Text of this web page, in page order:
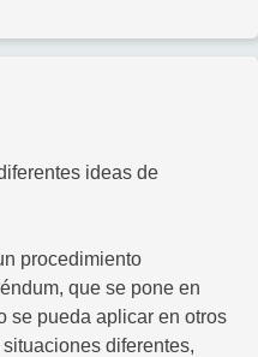
ideas de
procedimiento
que se pone en
se pueda aplicar en otros
diferentes,